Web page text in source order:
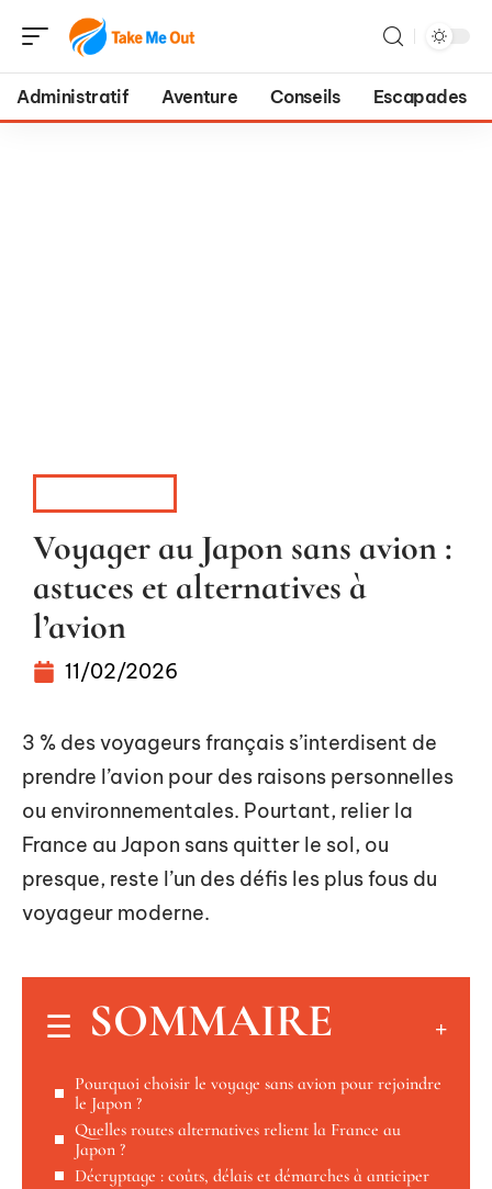
Administratif Aventure Conseils Escapades
Voyager au Japon sans avion :
astuces et alternatives à
l’avion
11/02/2026
3 % des voyageurs français s’interdisent de
prendre l’avion pour des raisons personnelles
ou environnementales. Pourtant, relier la
France au Japon sans quitter le sol, ou
presque, reste l’un des défis les plus fous du
voyageur moderne.
SOMMAIRE
Pourquoi choisir le voyage sans avion pour rejoindre
le Japon ?
Quelles routes alternatives relient la France au
Japon ?
Décryptage : coûts, délais et démarches à anticiper